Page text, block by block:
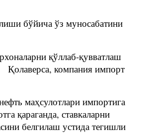
бўйича ўз муносабатини
қўллаб-қувватлаш
Қолаверса, компания импорт
маҳсулотлари импортига
қараганда, ставкаларни
белгилаш устида тегишли